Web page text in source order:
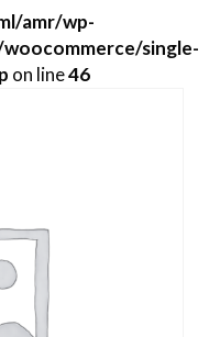
amr/wp-
single-
on line46